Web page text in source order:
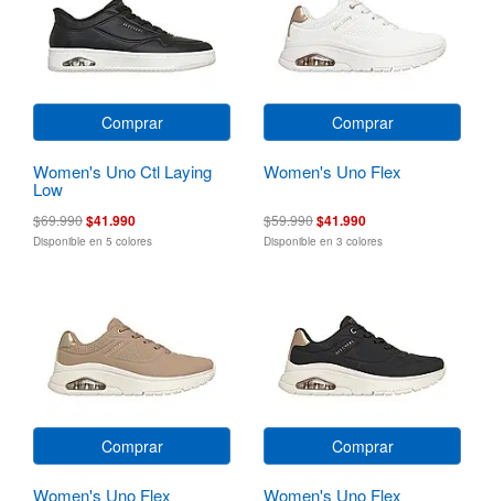
Comprar
Women's Uno Ctl Laying
Low
$69.990$41.990
Disponible en 5 colores
Comprar
Women's Uno Flex
$59.990$41.990
Disponible en 3 colores
Comprar
Women's Uno Flex
Comprar
Women's Uno Flex